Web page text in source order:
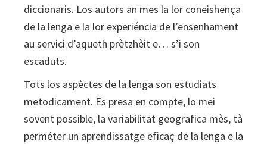
diccionaris. Los autors an mes la lor coneishença
de la lenga e la lor experiéncia de l’ensenhament
au servici d’aqueth prètzhèit e… s’i son
escaduts.
Tots los aspèctes de la lenga son estudiats
metodicament. Es presa en compte, lo mei
sovent possible, la variabilitat geografica mès, tà
perméter un aprendissatge eficaç de la lenga e la